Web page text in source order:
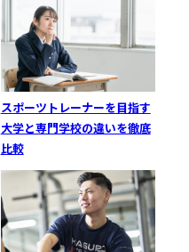
スポーツトレーナーを目指す
大学と専門学校の違いを徹底
比較